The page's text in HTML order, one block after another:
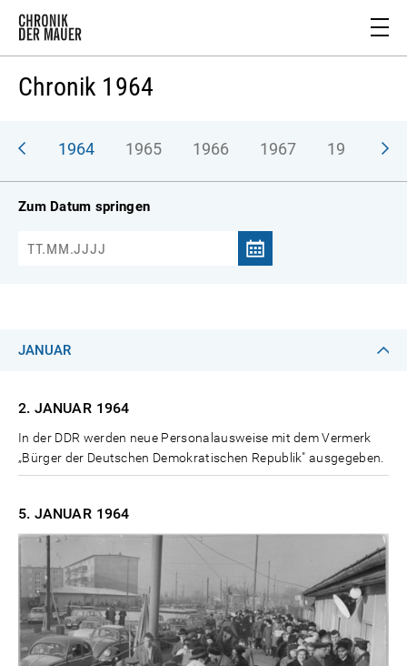
Chronik 1964
1964 1965 1966 1967 1968
Zum Datum springen
JANUAR
2. JANUAR 1964
In der DDR werden neue Personalausweise mit dem Vermerk
„Bürger der Deutschen Demokratischen Republik" ausgegeben.
5. JANUAR 1964